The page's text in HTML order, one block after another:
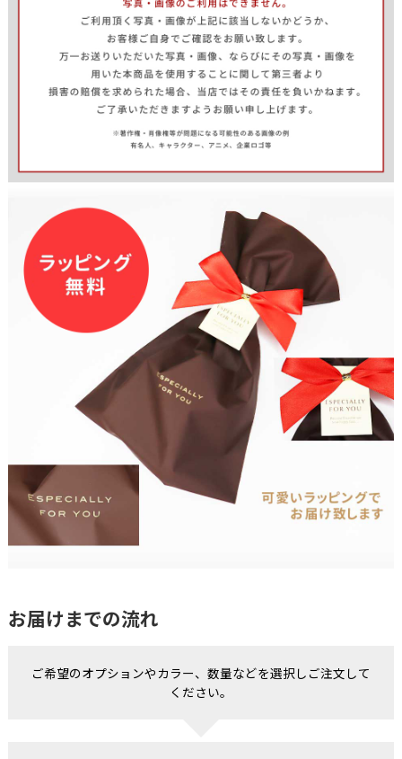
お届けまでの流れ
ご希望のオプションやカラー、数量などを選択しご注文して
ください。